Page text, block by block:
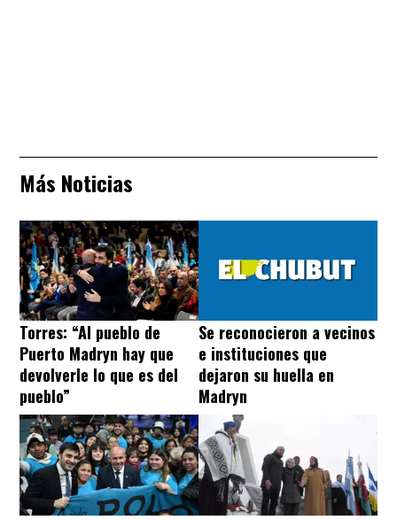
Más Noticias
Torres: “Al pueblo de
Puerto Madryn hay que
devolverle lo que es del
pueblo”
Se reconocieron a vecinos
e instituciones que
dejaron su huella en
Madryn